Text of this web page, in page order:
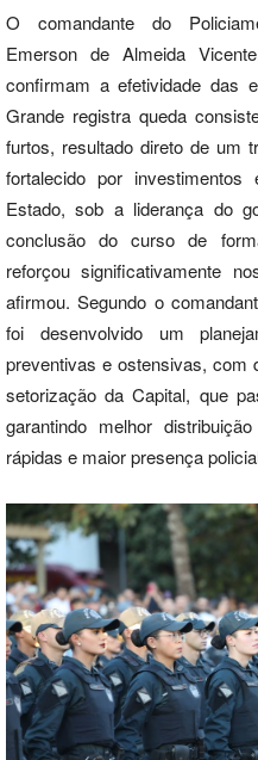
O comandante do
Emerson de Almeida
confirmam a efetividade das
Grande registra queda
furtos, resultado direto de um
fortalecido por
Estado, sob a liderança do
conclusão do curso de
reforçou significativamente
afirmou. Segundo o
foi desenvolvido um
preventivas e ostensivas, com
setorização da Capital, que
garantindo melhor
rápidas e maior presença